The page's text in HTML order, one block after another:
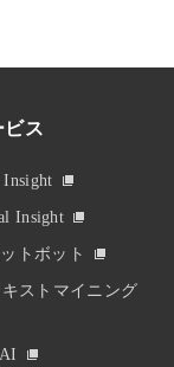
ビス
Insight
Insight
トボット
ストマイニング